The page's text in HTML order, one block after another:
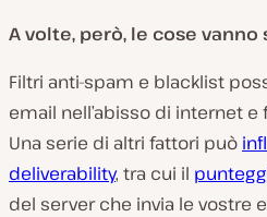
A volte, però, le cose vanno
Filtri anti-spam e blacklist
email nell’abisso di internet
Una serie di altri fattori può
deliverability, tra cui il
del server che invia le vostre